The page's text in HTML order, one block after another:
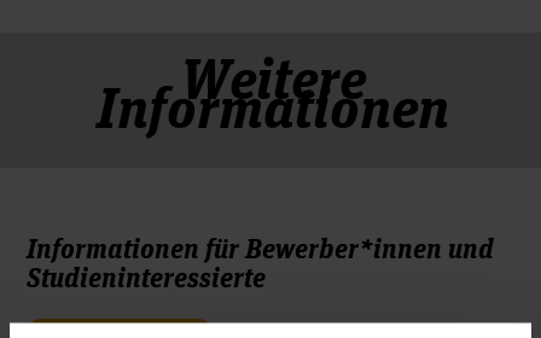
Weitere
Informationen
Informationen für Bewerber*innen und
Studieninteressierte